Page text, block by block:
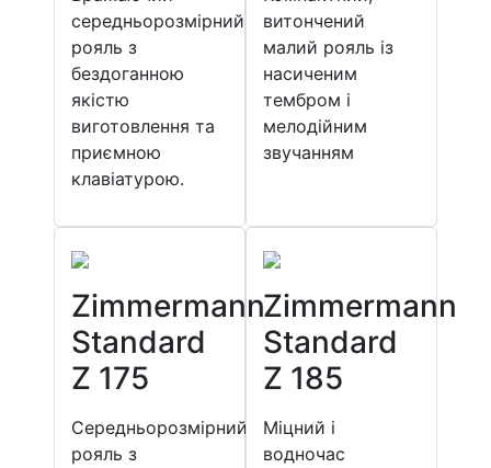
середньорозмірний
рояль з
бездоганною
якістю
виготовлення та
приємною
клавіатурою.
витончений
малий рояль із
насиченим
тембром і
мелодійним
звучанням
Zimmermann
Standard
Z 175
Середньорозмірний
рояль з
Zimmermann
Standard
Z 185
Міцний і
водночас